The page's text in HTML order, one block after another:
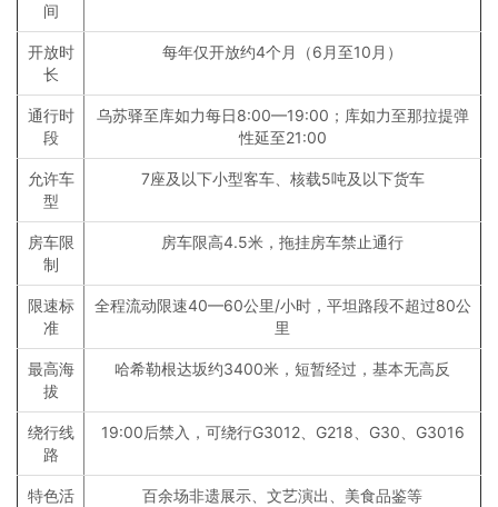
间
开放时
长
每年仅开放约4个月（6月至10月）
通行时
段
乌苏驿至库如力每日8:00—19:00；库如力至那拉提弹
性延至21:00
允许车
型
7座及以下小型客车、核载5吨及以下货车
房车限
制
房车限高4.5米，拖挂房车禁止通行
限速标
准
全程流动限速40—60公里/小时，平坦路段不超过80公
里
最高海
拔
哈希勒根达坂约3400米，短暂经过，基本无高反
绕行线
路
19:00后禁入，可绕行G3012、G218、G30、G3016
特色活
百余场非遗展示、文艺演出、美食品鉴等